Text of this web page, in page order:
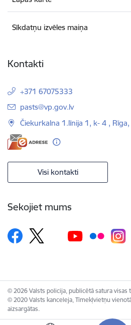
Sīkdatņu izvēles maiņa
Kontakti
+371 67075333
E-pasts:
pasts@vp.gov.lv
Čiekurkalna 1.līnija 1, k- 4 ,
Visi kontakti
Sekojiet mums
© 2026 Valsts policija, publicētā satura visas
© 2020 Valsts kanceleja, Tīmekļvietņu
aizsargātas.